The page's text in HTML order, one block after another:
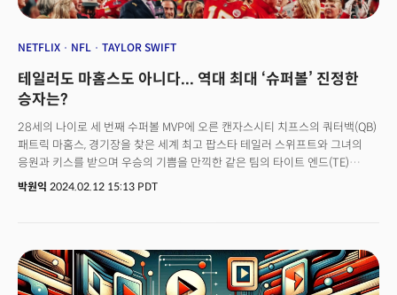
스튜디오와 스트리밍 부문을 720억 달러(약 106조 원)에 인수하기로 한
이해하기넷플릭스의 워너브라더스 인수는 단순히 전략적 움직임 이상의
지대한 영향을 미친 헐리우드가 실리콘밸리에서 탄생한 테크 기업 넷플릭스에
의해 정복당한 것이다. 또 글로벌 미디어 지형이 넷플릭스가 표준이 되는
10년간 지속된 '워너브라더스'의 주인 바뀜에 영향을 받지 않았던 한국도
넷플릭스가 인수함으로써 직접적인 영향권에 들어가게 된다. K-콘텐츠에게
이번 딜은 '양적 팽창'의 시대가 끝나고 '질적 생존'의 시대가 도래했음을
알리는 신호탄이다. K-콘텐츠는 단순히 '재미있는 드라마'를 만드는 것을 넘어,
시대가 시작됐다고 분석하고 이번 딜의 의미와 전망. 그리고 한국 정부 및 K
콘텐츠 산업의 방향을 제언하는 시리즈를 연재한다.
NETFLIX NFL TAYLOR SWIFT
테일러도 마홈스도 아니다... 역대 최대 ‘슈퍼볼’ 진정한
승자는?
28세의 나이로 세 번째 수퍼볼 MVP에 오른 캔자스시티 치프스의 쿼터백(QB)
패트릭 마홈스, 경기장을 찾은 세계 최고 팝스타 테일러 스위프트와 그녀의
응원과 키스를 받으며 우승의 기쁨을 만끽한 같은 팀의 타이트 엔드(TE)
트래비스 켈시, 매년 큰 화제가 되는 슈퍼볼 하프타임 쇼의 주인공을 맡은 가수
(AFC) 우승팀이 단 판 승부를 벌이는 미국프로풋볼(NFL) 통합 챔피언십
경기다. 가장 큰 미식축구 대회이자 미국에서 가장 큰 스포츠 행사다.치프스는
연장 접전 끝에 샌프란시스코 포티나이너스를 꺾고 2년 연속 정상에 오르며
박원익 2024.02.12 15:13 PDT